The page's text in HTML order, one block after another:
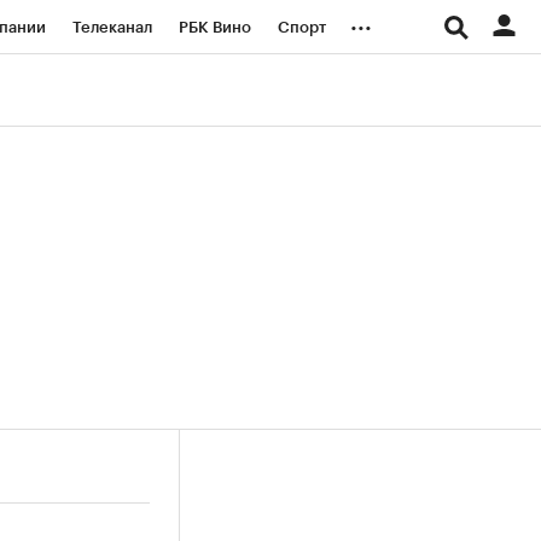
Телеканал РБК Вино Спорт ...